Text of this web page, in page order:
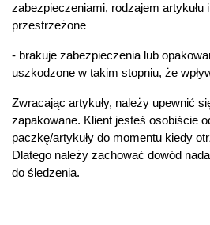
zabezpieczeniami, rodzajem artykułu
przestrzeżone
- brakuje zabezpieczenia lub
uszkodzone w takim stopniu, że
Zwracając artykuły, należy upewnić
zapakowane. Klient jesteś osobiście
paczkę/artykuły do momentu kiedy
Dlatego należy zachować dowód
do śledzenia.